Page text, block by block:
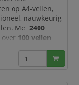
op A4-vellen,
nauwkeurig
Met2400
100 vellen
ruime voorraad
op kantoor, in